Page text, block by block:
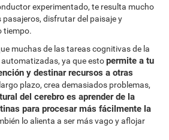
experimentado, te resulta mucho
disfrutar del paisaje y
tiempo.
muchas de las tareas cognitivas de la
ya que estopermite a tu
y destinar recursos a otras
plazo, crea demasiados problemas,
del cerebro es aprender de la
para procesar más fácilmente la
lo alienta a ser más vago y aflojar